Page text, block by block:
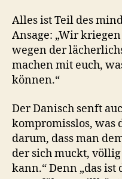
Alles ist Teil des
Ansage: „Wir
wegen der
machen mit euch,
können.“
Der Danisch senft
kompromisslos, was
darum, dass man
der sich muckt,
kann.“ Denn „das ist